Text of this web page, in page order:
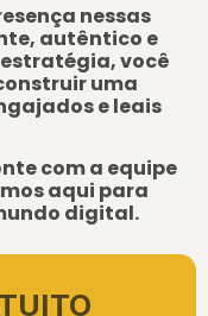
nessas
autêntico e
você
uma
e leais
com a equipe
aqui para
digital.